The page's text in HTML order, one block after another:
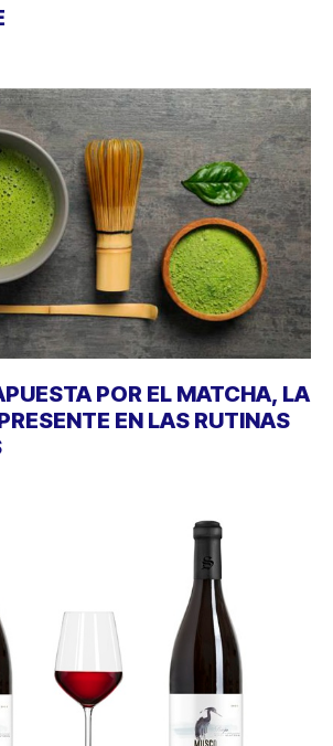
POR EL MATCHA, LA
EN LAS RUTINAS